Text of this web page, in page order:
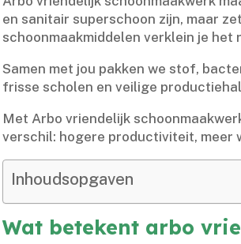
en sanitair superschoon zijn, maar
schoonmaakmiddelen verklein je
Samen met jou pakken we stof,
frisse scholen en veilige
Met Arbo vriendelijk
verschil: hogere productiviteit, meer
Inhoudsopgaven
Wat betekent arbo